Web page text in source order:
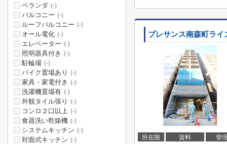
プレサンス南森町ライ
所在階 賃料
管
ベランダ (-)
バルコニー (-)
ルーフバルコニー (-)
オール電化 (-)
エレベーター (-)
照明器具付き (-)
駐輪場 (-)
バイク置場あり (-)
家具・家電付き (-)
洗濯機置場有 (-)
外観タイル張り (-)
コンロ２口以上 (-)
食器洗い乾燥機 (-)
システムキッチン (-)
対面式キッチン (-)